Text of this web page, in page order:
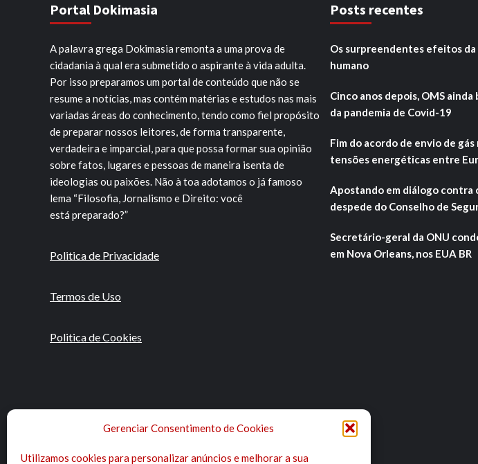
Gerenciar Consentimento de Cookies
Utilizamos cookies para personalizar anúncios e melhorar a sua
Portal Dokimasia
A palavra grega Dokimasia remonta a uma prova de
cidadania à qual era submetido o aspirante à vida adulta.
Por isso preparamos um portal de conteúdo que não se
resume a notícias, mas contém matérias e estudos nas mais
variadas áreas do conhecimento, tendo como fiel propósito
de preparar nossos leitores, de forma transparente,
verdadeira e imparcial, para que possa formar sua opinião
sobre fatos, lugares e pessoas de maneira isenta de
ideologias ou paixões. Não à toa adotamos o já famoso
lema “Filosofia, Jornalismo e Direito: você
está preparado?”
Politica de Privacidade
Termos de Uso
Politica de Cookies
Posts recentes
Os surpreendentes efeitos
humano
Cinco anos depois, OMS
da pandemia de Covid-19
Fim do acordo de envio de
tensões energéticas entre
Apostando em diálogo contra
despede do Conselho de
Secretário-geral da ONU
em Nova Orleans, nos EUA BR